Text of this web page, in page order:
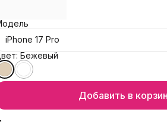
iPhone 17 Pro
Бежевый
Добавить в